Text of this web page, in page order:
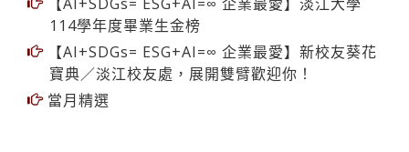
【AI+SDGs= ESG+AI=∞ 企業最愛】淡江大學
114學年度畢業生金榜
【AI+SDGs= ESG+AI=∞ 企業最愛】新校友葵花
寶典／淡江校友處，展開雙臂歡迎你！
當月精選